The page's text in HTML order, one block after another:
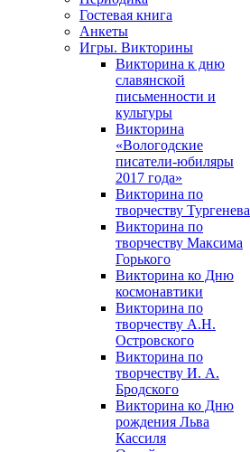
Гостевая книга
Анкеты
Игры. Викторины
Викторина к дню
славянской
письменности и
культуры
Викторина
«Вологодские
писатели-юбиляры
2017 года»
Викторина по
творчеству Тургенева
Викторина по
творчеству Максима
Горького
Викторина ко Дню
космонавтики
Викторина по
творчеству А.Н.
Островского
Викторина по
творчеству И. А.
Бродского
Викторина ко Дню
рождения Льва
Кассиля